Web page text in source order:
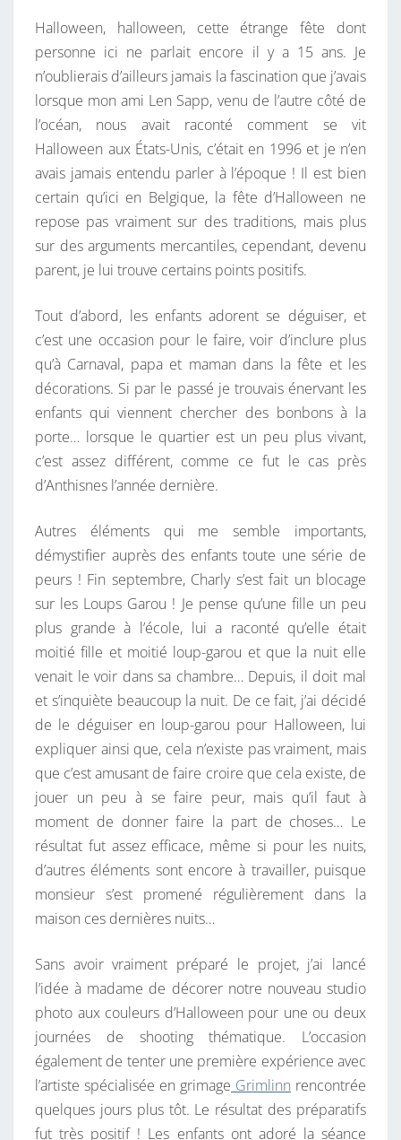
E
T
I
T
E
S
S
O
R
C
I
R
E
S
Halloween, halloween, cette étrange fête dont
personne ici ne parlait encore il y a 15 ans. Je
n’oublierais d’ailleurs jamais la fascination que j’avais
lorsque mon ami Len Sapp, venu de l’autre côté de
l’océan, nous avait raconté comment se vit
Halloween aux États-Unis, c’était en 1996 et je n’en
avais jamais entendu parler à l’époque ! Il est bien
certain qu’ici en Belgique, la fête d’Halloween ne
repose pas vraiment sur des traditions, mais plus
sur des arguments mercantiles, cependant, devenu
parent, je lui trouve certains points positifs.
Tout d’abord, les enfants adorent se déguiser, et
c’est une occasion pour le faire, voir d’inclure plus
qu’à Carnaval, papa et maman dans la fête et les
décorations. Si par le passé je trouvais énervant les
enfants qui viennent chercher des bonbons à la
porte… lorsque le quartier est un peu plus vivant,
c’est assez différent, comme ce fut le cas près
d’Anthisnes l’année dernière.
Autres éléments qui me semble importants,
démystifier auprès des enfants toute une série de
peurs ! Fin septembre, Charly s’est fait un blocage
sur les Loups Garou ! Je pense qu’une fille un peu
plus grande à l’école, lui a raconté qu’elle était
moitié fille et moitié loup-garou et que la nuit elle
venait le voir dans sa chambre… Depuis, il doit mal
et s’inquiète beaucoup la nuit. De ce fait, j’ai décidé
de le déguiser en loup-garou pour Halloween, lui
expliquer ainsi que, cela n’existe pas vraiment, mais
que c’est amusant de faire croire que cela existe, de
jouer un peu à se faire peur, mais qu’il faut à
moment de donner faire la part de choses… Le
résultat fut assez efficace, même si pour les nuits,
d’autres éléments sont encore à travailler, puisque
monsieur s’est promené régulièrement dans la
maison ces dernières nuits…
Sans avoir vraiment préparé le projet, j’ai lancé
l’idée à madame de décorer notre nouveau studio
photo aux couleurs d’Halloween pour une ou deux
journées de shooting thématique. L’occasion
également de tenter une première expérience avec
l’artiste spécialisée en grimage Grimlinn rencontrée
quelques jours plus tôt. Le résultat des préparatifs
fut très positif ! Les enfants ont adoré la séance